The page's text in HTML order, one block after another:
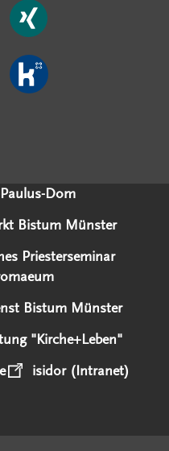
Dom
Bistum Münster
Priesterseminar
Bistum Münster
"Kirche+Leben"
isidor (Intranet)